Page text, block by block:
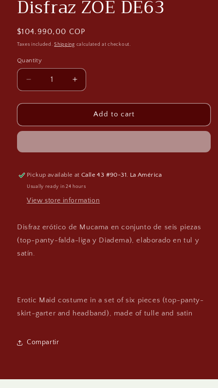
Disfraz ZOÉ DE63
Regular
price
$104.990,00 COP
Taxes included.Shipping calculated at checkout.
Quantity
Decrease
quantity
for
ZOÉ
Increase
quantity
for
Disfraz
ZOÉ
Add to cart
Pickup available atCalle 43 #90-31. La América
Usually ready in 24 hours
View store information
Disfraz erótico de Mucama en conjunto de seis piezas
(top-panty-falda-liga y Diadema), elaborado en tul y
satín.
Erotic Maid costume in a set of six pieces (top-panty-
skirt-garter and headband), made of tulle and satin
Compartir